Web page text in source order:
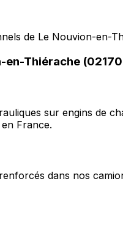
de Le Nouvion-en-
en-Thiérache
sur engins de
France.
dans nos